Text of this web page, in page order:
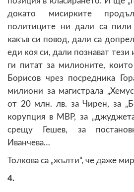
докато мисирките
политиците ни дали са
какъв си повод, дали са
еди коя си, дали познават тези
ги питат за милионите,
Борисов чрез посредника
милиони за магистрала
от 20 млн. лв. за Чирен, за
корупция в МВР, за
срещу Гешев, за
Иванчева…
Толкова са „жълти“, че даже
4.